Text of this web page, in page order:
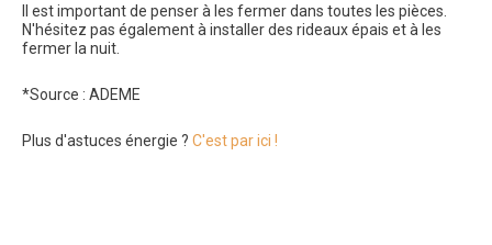
Il est important de penser à les fermer dans toutes les pièces.
N'hésitez pas également à installer des rideaux épais et à les
fermer la nuit.
*Source : ADEME
Plus d'astuces énergie ? C'est par ici !